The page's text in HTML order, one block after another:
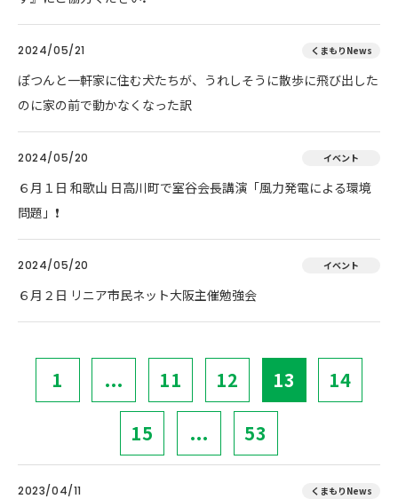
2024/05/21 くまもりNews
ぽつんと一軒家に住む犬たちが、うれしそうに散歩に飛び出した
のに家の前で動かなくなった訳
2024/05/20 イベント
６月１日 和歌山 日高川町で室谷会長講演「風力発電による環境
問題」❗
2024/05/20 イベント
６月２日 リニア市民ネット大阪主催勉強会
1 ... 11 12 13 14
15 ... 53
2023/04/11 くまもりNews